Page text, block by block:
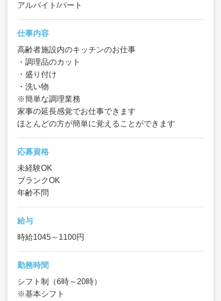
アルバイト/パート
仕事内容
高齢者施設内のキッチンのお仕事
・調理品のカット
・盛り付け
・洗い物
※簡単な調理業務
家事の延長感覚でお仕事できます
ほとんどの方が簡単に覚えることができます
応募資格
未経験OK
ブランクOK
年齢不問
給与
時給1045～1100円
勤務時間
シフト制（6時～20時）
※基本シフト